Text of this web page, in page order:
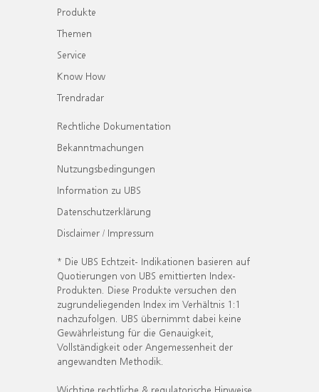
Produkte
Themen
Service
Know How
Trendradar
Rechtliche Dokumentation
Bekanntmachungen
Nutzungsbedingungen
Information zu UBS
Datenschutzerklärung
Disclaimer / Impressum
* Die UBS Echtzeit- Indikationen basieren auf
Quotierungen von UBS emittierten Index-
Produkten. Diese Produkte versuchen den
zugrundeliegenden Index im Verhältnis 1:1
nachzufolgen. UBS übernimmt dabei keine
Gewährleistung für die Genauigkeit,
Vollständigkeit oder Angemessenheit der
angewandten Methodik.